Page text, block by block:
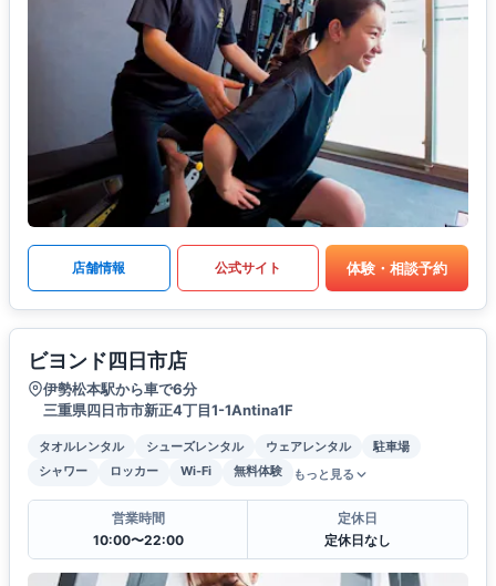
店舗情報 公式サイト 体験・相談予約
ビヨンド四日市店
伊勢松本駅から車で6分
三重県四日市市新正4丁目1-1Antina1F
タオルレンタル シューズレンタル ウェアレンタル
駐車場
シャワー
ロッカー Wi-Fi 無料体験 もっと見る
営業時間
10:00〜22:00
定休日
定休日なし